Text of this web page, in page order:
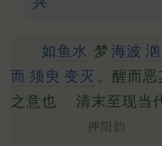
如鱼水 梦 海波
而 须臾 变灭 。醒而恶
之意也
清末至现当
押阳韵